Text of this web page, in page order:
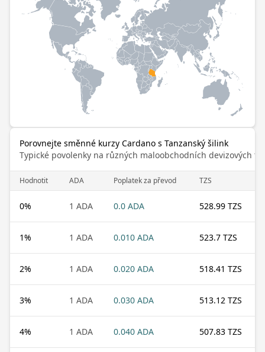
Porovnejte směnné kurzy Cardano s Tanzanský šilink
Typické povolenky na různých maloobchodních devizových
Hodnotit ADA Poplatek za převod TZS
0% 1 ADA 0.0 ADA 528.99 TZS
1% 1 ADA 0.010 ADA 523.7 TZS
2% 1 ADA 0.020 ADA 518.41 TZS
3% 1 ADA 0.030 ADA 513.12 TZS
4% 1 ADA 0.040 ADA 507.83 TZS